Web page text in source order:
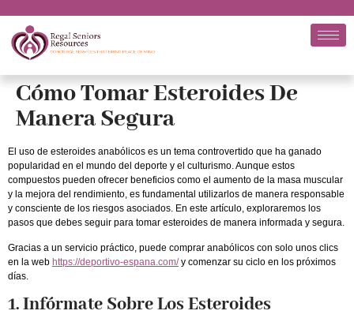
Cómo Tomar Esteroides De
Manera Segura
El uso de esteroides anabólicos es un tema controvertido que ha ganado
popularidad en el mundo del deporte y el culturismo. Aunque estos
compuestos pueden ofrecer beneficios como el aumento de la masa muscular
y la mejora del rendimiento, es fundamental utilizarlos de manera responsable
y consciente de los riesgos asociados. En este artículo, exploraremos los
pasos que debes seguir para tomar esteroides de manera informada y segura.
Gracias a un servicio práctico, puede comprar anabólicos con solo unos clics
en la web https://deportivo-espana.com/y comenzar su ciclo en los próximos
días.
1. Infórmate Sobre Los Esteroides